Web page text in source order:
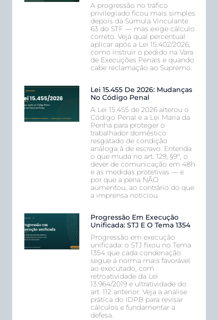
A progressão no tráfico
privilegiado ficou mais simples
depois da Súmula Vinculante
63 do STF — mas exige cálculo
correto. Veja qual percentual
aplicar após a Lei 15.402/2026,
como instruir o pedido na Vara
de Execuções Penais e quando
cabe reclamação ao Supremo.
Lei 15.455 De 2026: Mudanças
No Código Penal
A Lei 15.455 de 2026 alterou o
Código Penal e a Lei Maria da
Penha para proteger o
trabalhador doméstico
resgatado de condição
análoga à de escravo. Entenda
o que muda no art. 129, §9º, o
dever de comunicação em 48h
e as medidas protetivas — e
por que a pena NÃO
aumentou, ao contrário do que
a imprensa noticiou.
Progressão Em Execução
Unificada: STJ E O Tema 1354
Progressão em execução
unificada: o STJ fixou no Tema
1354 que cada condenação
segue a norma mais favorável
ao executado, com
retroatividade da Lei
13.964/2019 e ultratividade do
art. 112 anterior. Veja a análise
prática do IDPB para revisar
cálculos e fundamentar a
defesa.